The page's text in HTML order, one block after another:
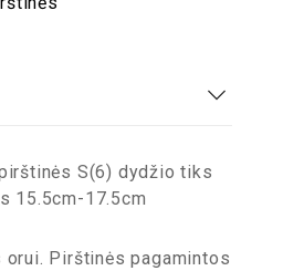
S(6) dydžio tiks
15.5cm-17.5cm
Pirštinės pagamintos